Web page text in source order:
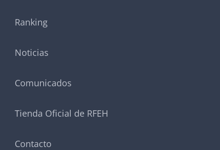
Ranking
Noticias
Comunicados
Tienda Oficial de RFEH
Contacto